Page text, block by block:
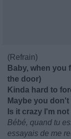
(Refrain)
Baby, when you
the door)
Kinda hard to
Maybe you
Is it crazy I'm
Bébé, quand tu
essayais de me